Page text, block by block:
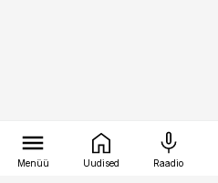
Menüü Uudised Raadio